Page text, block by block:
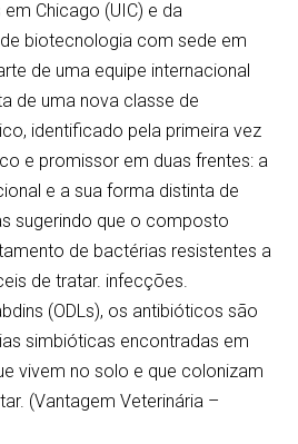
Chicago (UIC) e da
biotecnologia com sede em
de uma equipe internacional
de uma nova classe de
identificado pela primeira vez
e promissor em duas frentes: a
e a sua forma distinta de
sugerindo que o composto
de bactérias resistentes a
de tratar. infecções.
(ODLs), os antibióticos são
simbióticas encontradas em
vivem no solo e que colonizam
(Vantagem Veterinária –